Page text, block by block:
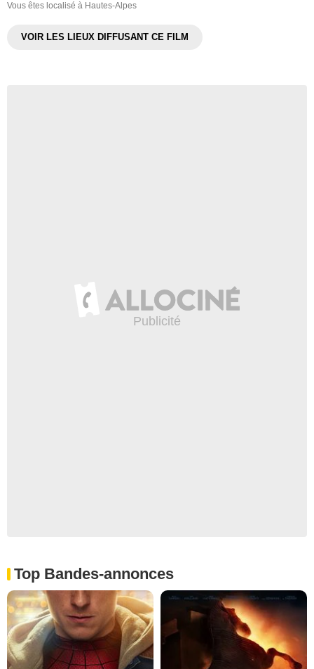
Vous êtes localisé à Hautes-Alpes
VOIR LES LIEUX DIFFUSANT CE FILM
Top Bandes-annonces